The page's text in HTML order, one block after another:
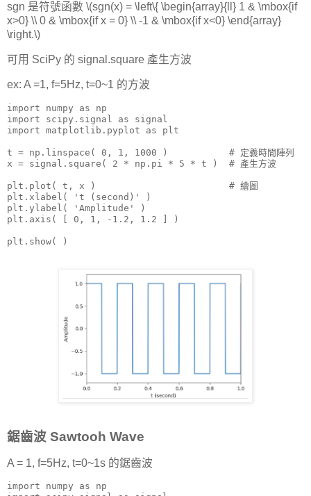
sgn 是符號函數 \(sgn(x) = \left\{ \begin{array}{ll} 1 & \mbox{if
x>0} \\ 0 & \mbox{if x = 0} \\ -1 & \mbox{if x<0} \end{array}
\right.\)
可用 SciPy 的 signal.square 產生方波
ex: A =1, f=5Hz, t=0~1 的方波
import numpy as np
import scipy.signal as signal
import matplotlib.pyplot as plt
t = np.linspace( 0, 1, 1000 )           # 定義時間陣列
x = signal.square( 2 * np.pi * 5 * t )  # 產生方波
plt.plot( t, x )                        # 繪圖
plt.xlabel( 't (second)' )
plt.ylabel( 'Amplitude' )
plt.axis( [ 0, 1, -1.2, 1.2 ] )
plt.show( )
鋸齒波 Sawtooh Wave
A = 1, f=5Hz, t=0~1s 的鋸齒波
import numpy as np